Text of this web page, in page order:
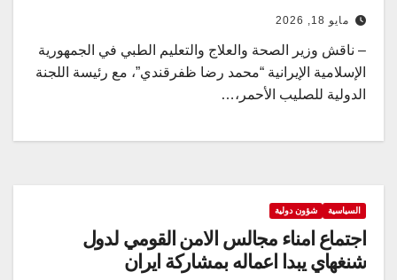
مايو 18, 2026
– ناقش وزير الصحة والعلاج والتعليم الطبي في الجمهورية
الإسلامية الإيرانية “محمد رضا ظفرقندي”، مع رئيسة اللجنة
الدولية للصليب الأحمر،…
السياسية شؤون دولية
اجتماع امناء مجالس الامن القومي لدول
شنغهاي يبدا اعماله بمشاركة ايران